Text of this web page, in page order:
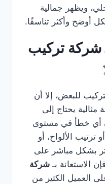
ويظهر جمالية
أوضح وأكثر تناسقًا.
شركة تركيب
للبعض، إلا أن
مثالية يحتاج إلى
أي خطأ في مستوى
ترتيب الألواح، أو
بشكل مباشر على
الاستعانة بـ شركة
العميل الكثير من